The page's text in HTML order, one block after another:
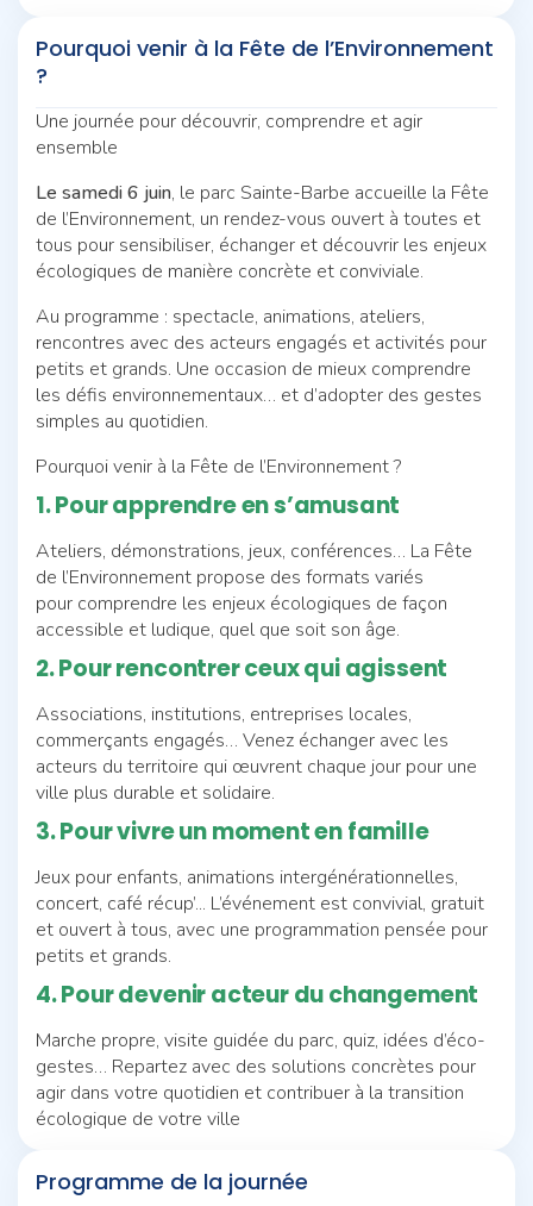
Pourquoi venir à la Fête de l’Environnement
?
Une journée pour découvrir, comprendre et agir
ensemble
Le samedi 6 juin, le parc Sainte-Barbe accueille la Fête
de l’Environnement, un rendez-vous ouvert à toutes et
tous pour sensibiliser, échanger et découvrir les enjeux
écologiques de manière concrète et conviviale.
Au programme : spectacle, animations, ateliers,
rencontres avec des acteurs engagés et activités pour
petits et grands. Une occasion de mieux comprendre
les défis environnementaux… et d’adopter des gestes
simples au quotidien.
Pourquoi venir à la Fête de l’Environnement ?
1. Pour apprendre en s’amusant
Ateliers, démonstrations, jeux, conférences… La Fête
de l’Environnement propose des formats variés
pour comprendre les enjeux écologiques de façon
accessible et ludique, quel que soit son âge.
2. Pour rencontrer ceux qui agissent
Associations, institutions, entreprises locales,
commerçants engagés… Venez échanger avec les
acteurs du territoire qui œuvrent chaque jour pour une
ville plus durable et solidaire.
3. Pour vivre un moment en famille
Jeux pour enfants, animations intergénérationnelles,
concert, café récup’... L’événement est convivial, gratuit
et ouvert à tous, avec une programmation pensée pour
petits et grands.
4. Pour devenir acteur du changement
Marche propre, visite guidée du parc, quiz, idées d’éco-
gestes… Repartez avec des solutions concrètes pour
agir dans votre quotidien et contribuer à la transition
écologique de votre ville
Programme de la journée